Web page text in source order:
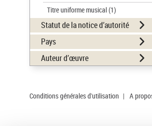
Titre uniforme musical(1)
Statut de la notice d’autorité
Pays
Auteur d’œuvre
Conditions générales d'utilisation | A